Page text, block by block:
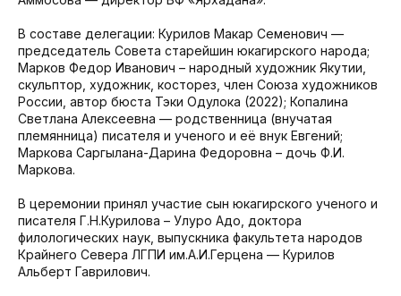
В составе делегации: Курилов Макар Семенович —
председатель Совета старейшин юкагирского народа;
Марков Федор Иванович – народный художник Якутии,
скульптор, художник, косторез, член Союза художников
России, автор бюста Тэки Одулока (2022); Копалина
Светлана Алексеевна — родственница (внучатая
племянница) писателя и ученого и её внук Евгений;
Маркова Саргылана-Дарина Федоровна – дочь Ф.И.
Маркова.
В церемонии принял участие сын юкагирского ученого и
писателя Г.Н.Курилова – Улуро Адо, доктора
филологических наук, выпускника факультета народов
Крайнего Севера ЛГПИ им.А.И.Герцена — Курилов
Альберт Гаврилович.